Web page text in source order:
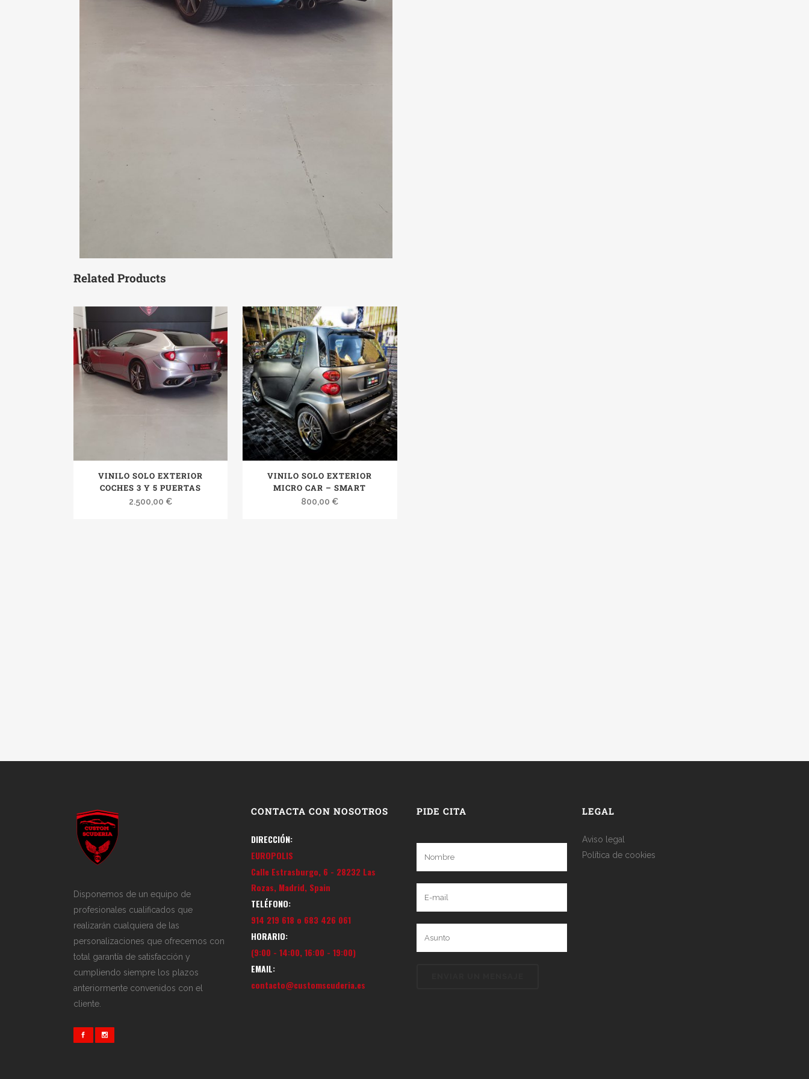
Related Products
VINILO SOLO EXTERIOR
COCHES 3 Y 5 PUERTAS
2.500,00 €
VINILO SOLO EXTERIOR
MICRO CAR – SMART
800,00 €
Disponemos de un equipo de
profesionales cualificados que
realizarán cualquiera de las
personalizaciones que ofrecemos con
total garantía de satisfacción y
cumpliendo siempre los plazos
anteriormente convenidos con el
cliente.
CONTACTA CON NOSOTROS
DIRECCIÓN:
EUROPOLIS
Calle Estrasburgo, 6 - 28232 Las
Rozas, Madrid, Spain
TELÉFONO:
914 219 618 o 683 426 061
HORARIO:
(9:00 - 14:00, 16:00 - 19:00)
EMAIL:
contacto@customscuderia.es
PIDE CITA LEGAL
Aviso legal
Política de cookies